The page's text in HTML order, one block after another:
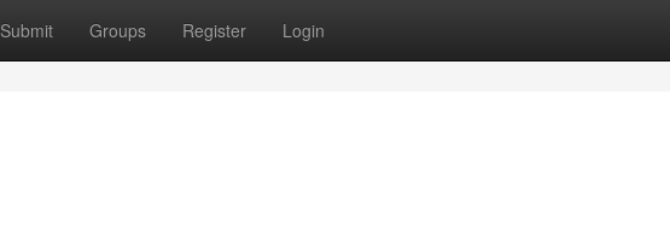
Submit Groups Register Login